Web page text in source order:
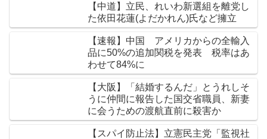
【中道】立民、れいわ新選組を離党し
た依田花蓮(よだかれん)氏など擁立
【速報】中国 アメリカからの全輸入
品に50%の追加関税を発表 税率はあ
わせて84%に
【大阪】「結婚するんだ」とうれしそ
うに仲間に報告した国交省職員、新妻
に会うための渡航直前に殺害か
【スパイ防止法】立憲民主党「監視社